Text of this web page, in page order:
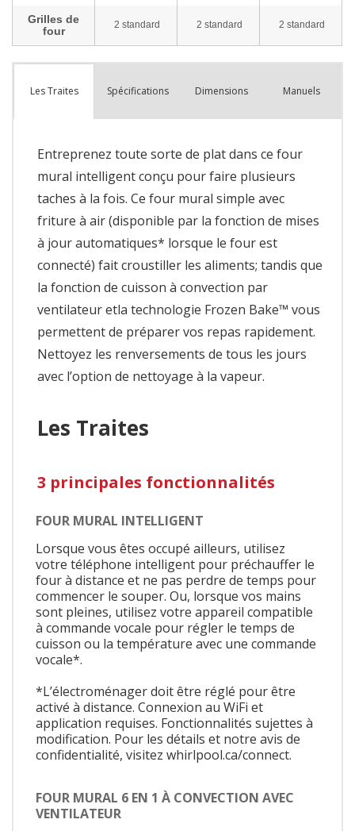
Les Traites Spécifications Dimensions Manuels
Entreprenez toute sorte de plat dans ce four
mural intelligent conçu pour faire plusieurs
taches à la fois. Ce four mural simple avec
friture à air (disponible par la fonction de mises
à jour automatiques* lorsque le four est
connecté) fait croustiller les aliments; tandis que
la fonction de cuisson à convection par
ventilateur etla technologie Frozen Bake™ vous
permettent de préparer vos repas rapidement.
Nettoyez les renversements de tous les jours
avec l’option de nettoyage à la vapeur.
Les Traites
3 principales fonctionnalités
FOUR MURAL INTELLIGENT
Lorsque vous êtes occupé ailleurs, utilisez
votre téléphone intelligent pour préchauffer le
four à distance et ne pas perdre de temps pour
commencer le souper. Ou, lorsque vos mains
sont pleines, utilisez votre appareil compatible
à commande vocale pour régler le temps de
cuisson ou la température avec une commande
vocale*.
*L’électroménager doit être réglé pour être
activé à distance. Connexion au WiFi et
application requises. Fonctionnalités sujettes à
modification. Pour les détails et notre avis de
confidentialité, visitez whirlpool.ca/connect.
FOUR MURAL 6 EN 1 À CONVECTION AVEC
VENTILATEUR